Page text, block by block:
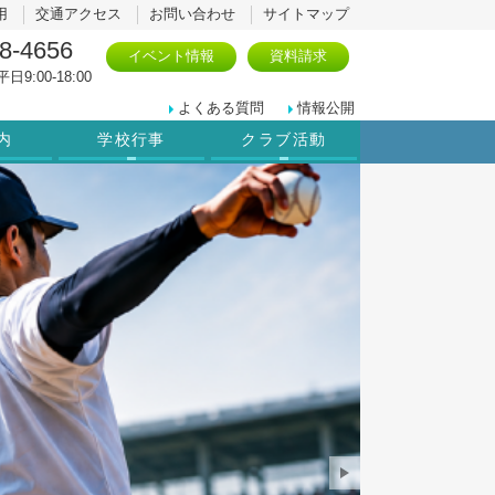
交通アクセス お問い合わせ サイトマップ
4656
日9:00-18:00
イベント情報 資料請求
よくある質問 情報公開
学校行事 クラブ活動